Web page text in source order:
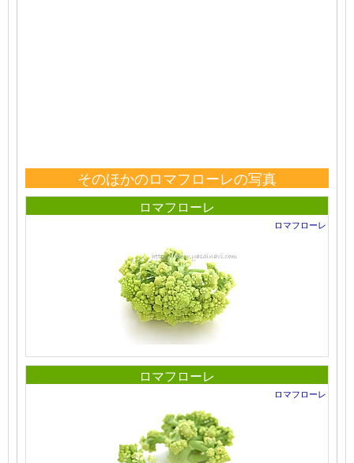
そのほかのロマフローレの写真
ロマフローレ
ロマフローレ
ロマフローレ
ロマフローレ